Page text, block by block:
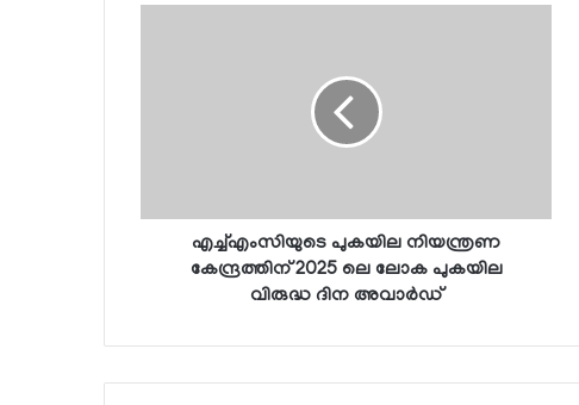
എച്ച്എംസിയുടെ പുകയില നിയന്ത്രണ
കേന്ദ്രത്തിന് 2025 ലെ ലോക പുകയില
വിരുദ്ധ ദിന അവാര്‍ഡ്